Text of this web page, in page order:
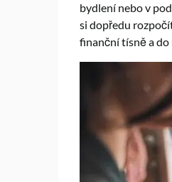
bydlení nebo v
si dopředu
finanční tísně a